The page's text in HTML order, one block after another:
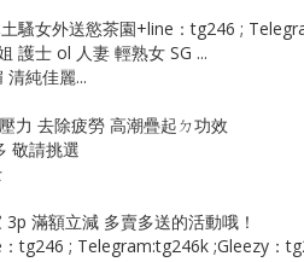
騷女外送慾茶園+line：tg246 ;
護士 ol 人妻 輕熟女 SG ...
純佳麗...
力 去除疲勞 高潮疊起ㄉ功效
敬請挑選
滿額立減 多賣多送的活動哦！
tg246 ; Telegram:tg246k ;Gleezy：